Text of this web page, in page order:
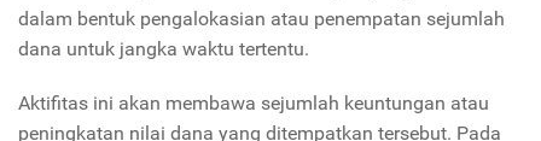
dalam bentuk pengalokasian atau penempatan sejumlah
dana untuk jangka waktu tertentu.
Aktifitas ini akan membawa sejumlah keuntungan atau
peningkatan nilai dana yang ditempatkan tersebut. Pada